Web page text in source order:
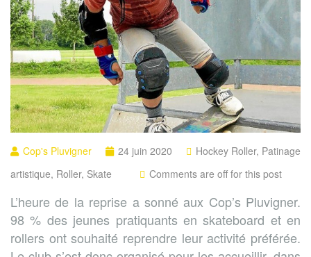
Cop's Pluvigner 24 juin 2020 Hockey Roller, Patinage
artistique, Roller, Skate Comments are off for this post
L’heure de la reprise a sonné aux Cop’s Pluvigner.
98 % des jeunes pratiquants en skateboard et en
rollers ont souhaité reprendre leur activité préférée.